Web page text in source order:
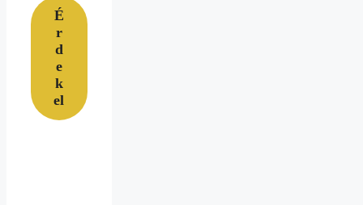
É
r
d
e
k
el